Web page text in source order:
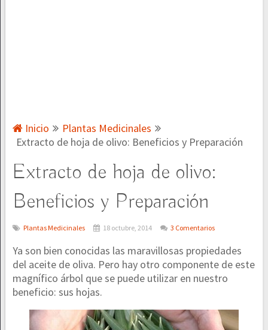
Inicio
Plantas Medicinales
Extracto de hoja de olivo: Beneficios y Preparación
Extracto de hoja de olivo:
Beneficios y Preparación
Plantas Medicinales 18 octubre, 2014 3 Comentarios
Ya son bien conocidas las maravillosas propiedades
del aceite de oliva. Pero hay otro componente de este
magnífico árbol que se puede utilizar en nuestro
beneficio: sus hojas.